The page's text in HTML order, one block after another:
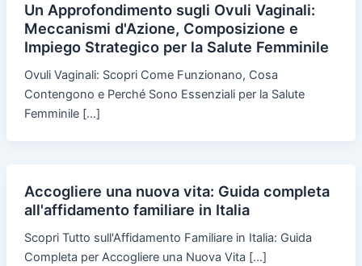
Un Approfondimento sugli Ovuli Vaginali:
Meccanismi d'Azione, Composizione e
Impiego Strategico per la Salute Femminile
Ovuli Vaginali: Scopri Come Funzionano, Cosa
Contengono e Perché Sono Essenziali per la Salute
Femminile […]
Accogliere una nuova vita: Guida completa
all'affidamento familiare in Italia
Scopri Tutto sull'Affidamento Familiare in Italia: Guida
Completa per Accogliere una Nuova Vita […]